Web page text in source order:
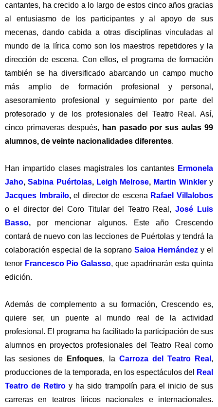
cantantes, ha crecido a lo largo de estos cinco años gracias
al entusiasmo de los participantes y al apoyo de sus
mecenas, dando cabida a otras disciplinas vinculadas al
mundo de la lírica como son los maestros repetidores y la
dirección de escena. Con ellos, el programa de formación
también se ha diversificado abarcando un campo mucho
más amplio de formación profesional y personal,
asesoramiento profesional y seguimiento por parte del
profesorado y de los profesionales del Teatro Real. Así,
cinco primaveras después, han pasado por sus aulas 99
alumnos, de veinte nacionalidades diferentes.
Han impartido clases magistrales los cantantes Ermonela
Jaho,Sabina Puértolas, Leigh Melrose, Martin Winklery
Jacques Imbrailo,el director de escena Rafael Villalobos
o el director del Coro Titular del Teatro Real,José Luis
Basso, por mencionar algunos. Este año Crescendo
contará de nuevo con las lecciones de Puértolas y tendrá la
colaboración especial de la soprano Saioa Hernández y el
tenor Francesco Pio Galasso, que apadrinarán esta quinta
edición.
Además de complemento a su formación, Crescendo es,
quiere ser, un puente al mundo real de la actividad
profesional. El programa ha facilitado la participación de sus
alumnos en proyectos profesionales del Teatro Real como
las sesiones de
Enfoques, la Carroza del Teatro Rea ,
producciones de la temporada, en los espectáculos del
Real
Teatro de Retiro y ha sido trampolín para el inicio de sus
carreras en teatros líricos nacionales e internacionales.